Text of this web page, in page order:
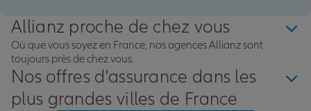
Allianz proche de chez vous
Où que vous soyez en France, nos agences Allianz sont
toujours près de chez vous.
Nos offres d'assurance dans les
plus grandes villes de France